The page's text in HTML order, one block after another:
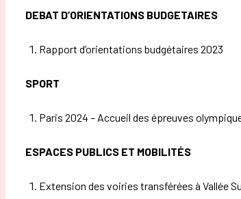
DEBAT D’ORIENTATIONS BUDGETAIRES
Rapport d’orientations budgétaires 2023
SPORT
Paris 2024 – Accueil des épreuves
ESPACES PUBLICS ET MOBILITÉS
Extension des voiries transférées à Vallée